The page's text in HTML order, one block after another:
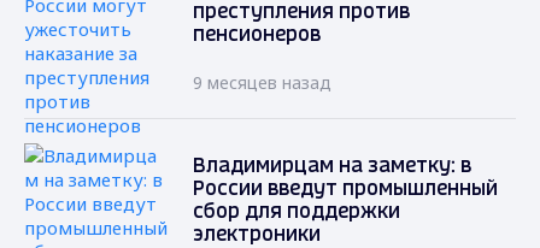
преступления против
пенсионеров
9 месяцев назад
Владимирцам на заметку: в
России введут промышленный
сбор для поддержки
электроники